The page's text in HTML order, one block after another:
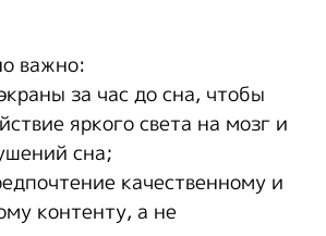
важно:
за час до сна, чтобы
яркого света на мозг и
сна;
качественному и
контенту, а не